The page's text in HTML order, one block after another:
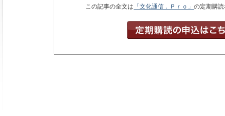
この記事の全文は 「文化通信．Ｐｒｏ」の定期購